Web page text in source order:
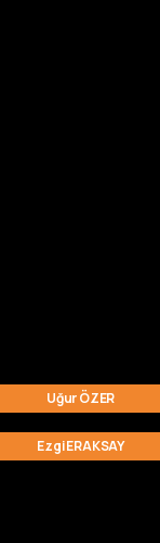
Uğur ÖZER
Ezgi ERAKSAY